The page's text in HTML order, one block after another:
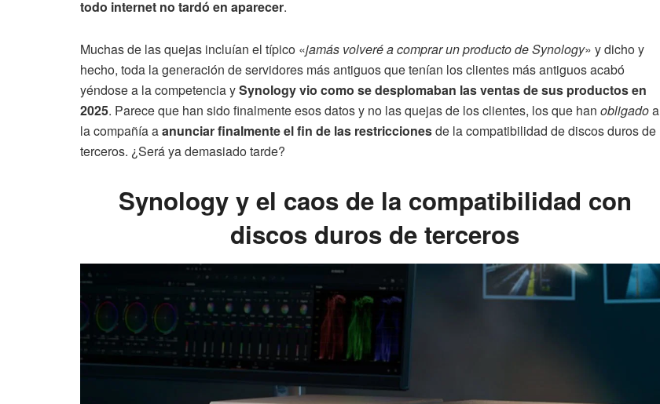
todo internet no tardó en aparecer.
Muchas de las quejas incluían el típico «jamás volveré a comprar un producto de Synology» y dicho y
hecho, toda la generación de servidores más antiguos que tenían los clientes más antiguos acabó
yéndose a la competencia ySynologyvio como se desplomaban las ventas de sus productos en
2025. Parece que han sido finalmente esos datos y no las quejas de los clientes, los que han obligadoa
la compañía aanunciar finalmente el fin de las restriccionesde la compatibilidad de discos duros de
terceros. ¿Será ya demasiado tarde?
Synology y el caos de la compatibilidad con
discos duros de terceros